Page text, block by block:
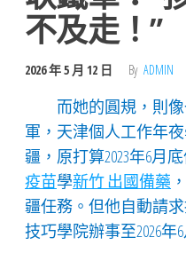
不及走！”
2026 年 5 月 12 日 By ADMIN
而她的圓規，則
軍，天津個人工作年
疆，原打算2023年6月
疫苗學新竹 出國備藥
疆任務。但他自動請
技巧學院辦事至2026年